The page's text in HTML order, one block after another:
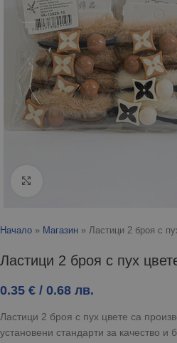
Начало » Магазин » Ластици 2 броя с
Ластици 2 броя с пух
0.35 € / 0.68 лв.
Ластици 2 броя с пух цвете са
установени стандарти за качество и